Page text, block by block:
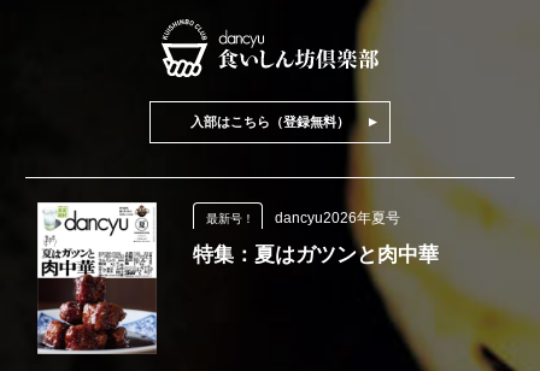
入部はこちら（登録無料）
最新号！ dancyu2026年夏号
特集：夏はガツンと肉中華